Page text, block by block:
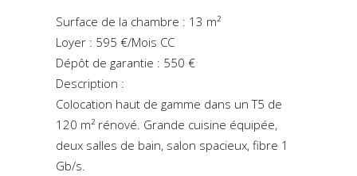
Surface de la chambre : 13 m²
Loyer : 595 €/Mois CC
Dépôt de garantie : 550 €
Description :
Colocation haut de gamme dans un T5 de
120 m² rénové. Grande cuisine équipée,
deux salles de bain, salon spacieux, fibre 1
Gb/s.